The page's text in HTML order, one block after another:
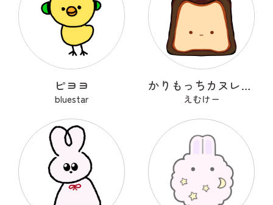
ピヨヨ
bluestar
かりもっちカヌレちゃん
えむけー